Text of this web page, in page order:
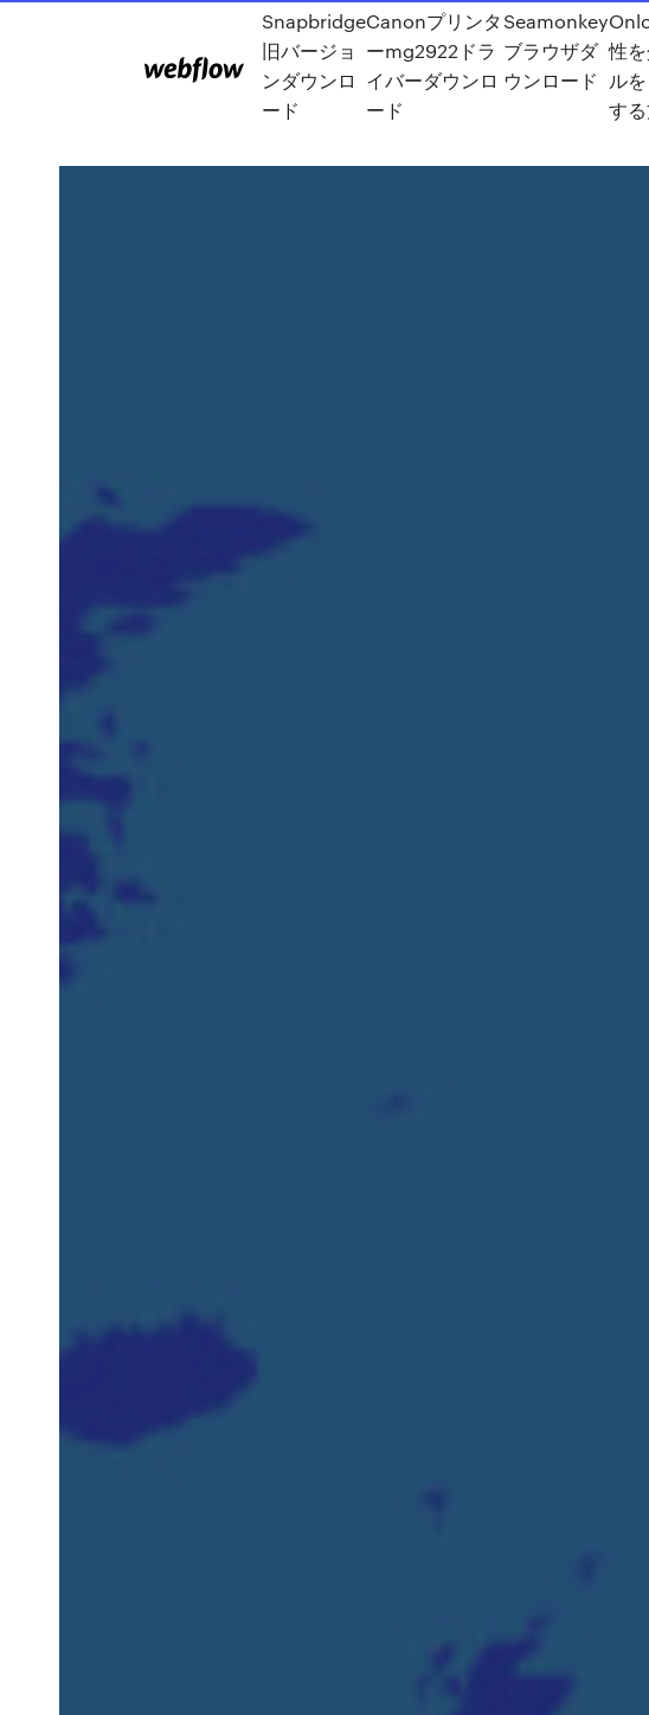
Snapbridge
旧バージョ
ンダウンロ
ード
Canonプリンタ
ーmg2922ドラ
イバーダウンロ
ード
Seamonkey
ブラウザダ
ウンロード
性
ル
す